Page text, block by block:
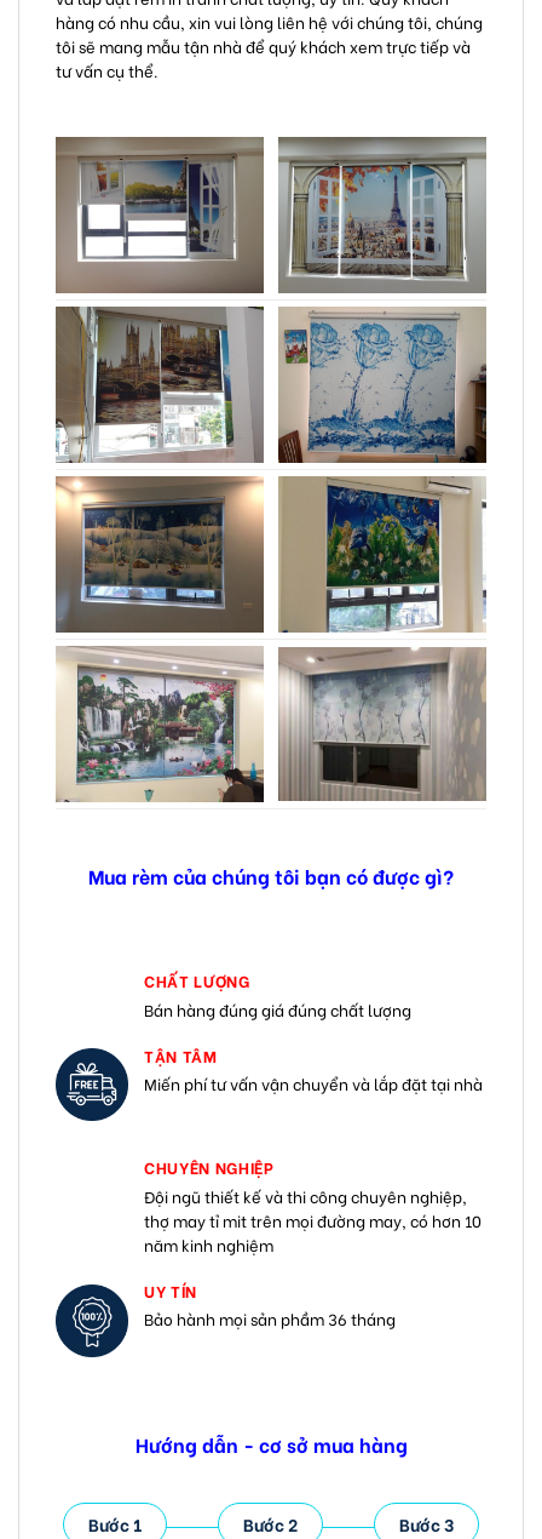
hàng có nhu cầu, xin vui lòng liên hệ với chúng tôi, chúng
tôi sẽ mang mẫu tận nhà để quý khách xem trực tiếp và
tư vấn cụ thể.
Mua rèm của chúng tôi bạn có được gì?
CHẤT LƯỢNG
Bán hàng đúng giá đúng chất lượng
TẬN TÂM
Miến phí tư vấn vận chuyển và lắp đặt tại nhà
CHUYÊN NGHIỆP
Đội ngũ thiết kế và thi công chuyên nghiệp,
thợ may tỉ mit trên mọi đường may, có hơn 10
năm kinh nghiệm
UY TÍN
Bảo hành mọi sản phầm 36 tháng
Hướng dẫn - cơ sở mua hàng
Bước 1 Bước 2 Bước 3